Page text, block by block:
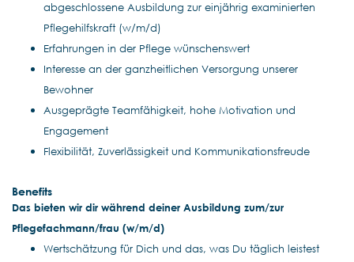
abgeschlossene Ausbildung zur einjährig examinierten
Pflegehilfskraft (w/m/d)
Erfahrungen in der Pflege wünschenswert
Interesse an der ganzheitlichen Versorgung unserer
Bewohner
Ausgeprägte Teamfähigkeit, hohe Motivation und
Engagement
Flexibilität, Zuverlässigkeit und Kommunikationsfreude
Benefits
Das bieten wir dir während deiner Ausbildung zum/zur
Pflegefachmann/frau (w/m/d)
Wertschätzung für Dich und das, was Du täglich leistest